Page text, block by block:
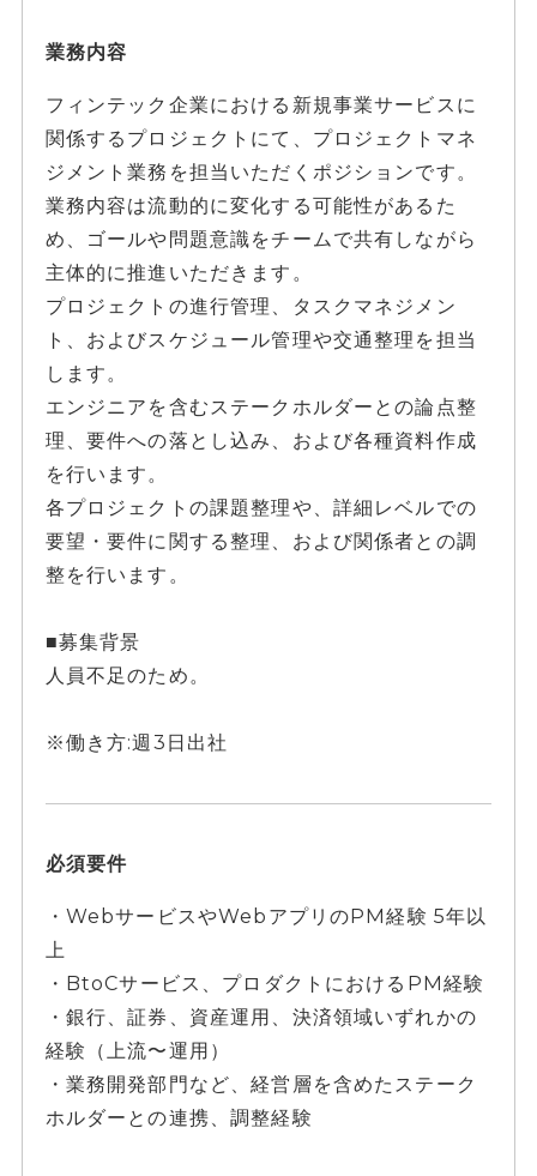
業務内容
フィンテック企業における新規事業サービスに
関係するプロジェクトにて、プロジェクトマネ
ジメント業務を担当いただくポジションです。
業務内容は流動的に変化する可能性があるた
め、ゴールや問題意識をチームで共有しながら
主体的に推進いただきます。
プロジェクトの進行管理、タスクマネジメン
ト、およびスケジュール管理や交通整理を担当
します。
エンジニアを含むステークホルダーとの論点整
理、要件への落とし込み、および各種資料作成
を行います。
各プロジェクトの課題整理や、詳細レベルでの
要望・要件に関する整理、および関係者との調
整を行います。
■募集背景
人員不足のため。
※働き方:週3日出社
必須要件
・WebサービスやWebアプリのPM経験 5年以
上
・BtoCサービス、プロダクトにおけるPM経験
・銀行、証券、資産運用、決済領域いずれかの
経験（上流〜運用）
・業務開発部門など、経営層を含めたステーク
ホルダーとの連携、調整経験